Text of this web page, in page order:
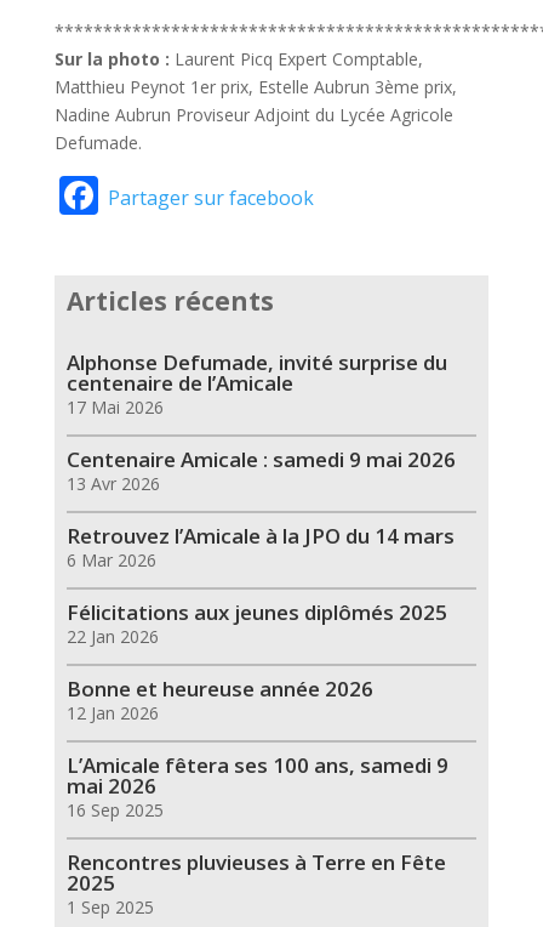
Sur la photo : Laurent Picq Expert Comptable,
Matthieu Peynot 1er prix, Estelle Aubrun 3ème prix,
Nadine Aubrun Proviseur Adjoint du Lycée Agricole
Defumade.
Facebook
Partager sur facebook
Articles récents
Alphonse Defumade, invité surprise du
centenaire de l’Amicale
17 Mai 2026
Centenaire Amicale : samedi 9 mai 2026
13 Avr 2026
Retrouvez l’Amicale à la JPO du 14 mars
6 Mar 2026
Félicitations aux jeunes diplômés 2025
22 Jan 2026
Bonne et heureuse année 2026
12 Jan 2026
L’Amicale fêtera ses 100 ans, samedi 9
mai 2026
16 Sep 2025
Rencontres pluvieuses à Terre en Fête
2025
1 Sep 2025